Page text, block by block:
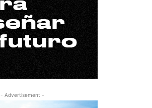
- Advertisement -